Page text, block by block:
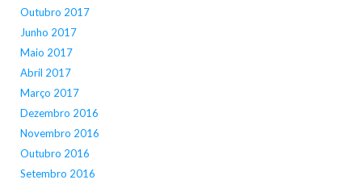
Outubro 2017
Junho 2017
Maio 2017
Abril 2017
Março 2017
Dezembro 2016
Novembro 2016
Outubro 2016
Setembro 2016